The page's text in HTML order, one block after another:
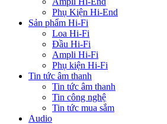
Phụ Kiện Hi-End
Sản phẩm Hi-Fi
Loa Hi-Fi
Đầu Hi-Fi
Ampli Hi-Fi
Phụ kiện Hi-Fi
Tin tức âm thanh
Tin tức âm thanh
Tin công nghệ
Tin tức mua sắm
Audio